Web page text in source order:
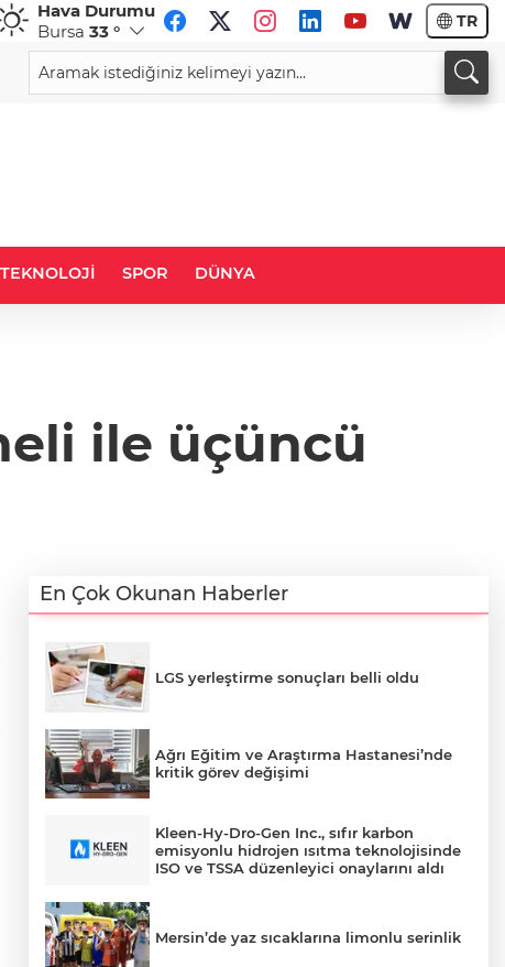
Hava Durumu
Bursa 33 ° TR
CHF
58,9984 %0,13
33,9703
TEKNOLOJİ SPOR DÜNYA
ile üçüncü
En Çok Okunan Haberler
LGS yerleştirme sonuçları belli oldu
Ağrı Eğitim ve Araştırma Hastanesi’nde
kritik görev değişimi
Kleen-Hy-Dro-Gen Inc., sıfır karbon
emisyonlu hidrojen ısıtma teknolojisinde
ISO ve TSSA düzenleyici onaylarını aldı
Mersin’de yaz sıcaklarına limonlu serinlik